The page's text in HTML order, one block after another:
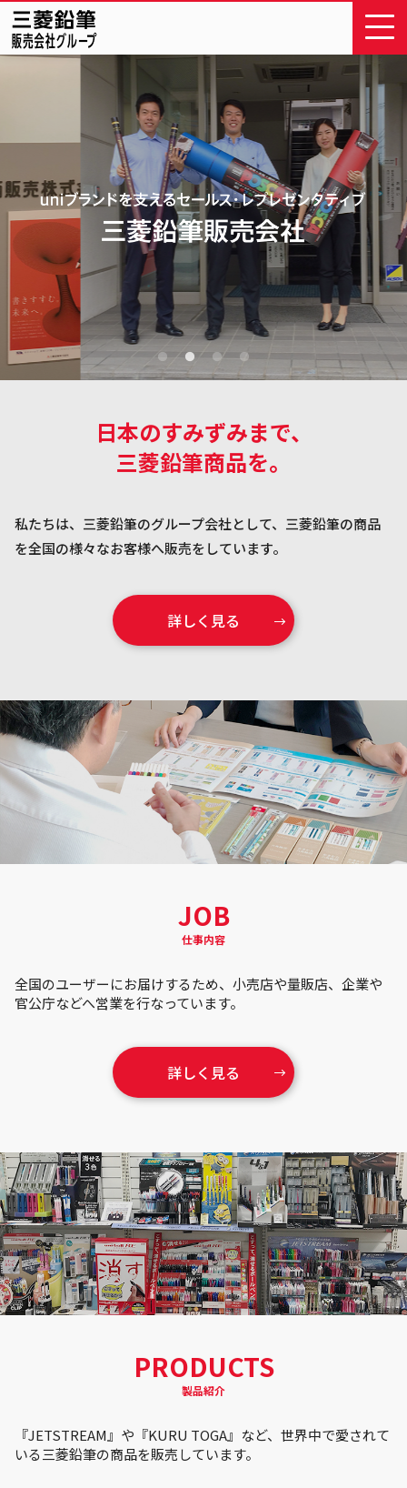
日本のすみずみまで、
三菱鉛筆商品を。
私たちは、三菱鉛筆のグループ会社として、三菱鉛筆の商品
を全国の様々なお客様へ販売をしています。
詳しく見る
JOB
仕事内容
全国のユーザーにお届けするため、小売店や量販店、企業や
官公庁などへ営業を行なっています。
詳しく見る
PRODUCTS
製品紹介
『JETSTREAM』や『KURU TOGA』など、世界中で愛されて
いる三菱鉛筆の商品を販売しています。